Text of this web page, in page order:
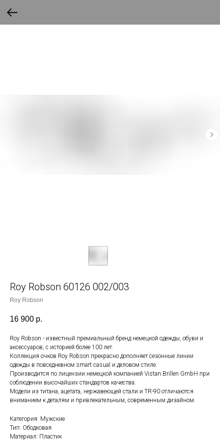
Roy Robson 60126 002/003
Roy Robson
16 900 р.
Roy Robson - известный премиальный бренд немецкой одежды, обуви и
аксессуаров, с историей более 100 лет.
Коллекция очков Roy Robson прекрасно дополняет сезонные линии
одежды в повседневном smart casual и деловом стиле.
Производится по лицензии немецкой компанией Vistan Brillen GmbH при
соблюдении высочайших стандартов качества.
Модели из титана, ацетата, нержавеющей стали и TR-90 отличаются
вниманием к деталям и привлекательным, современным дизайном.
Категория: Мужские
Тип: Ободковая
Материал: Пластик